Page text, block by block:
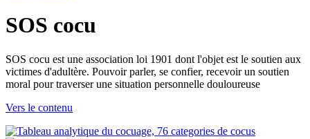
SOS cocu
SOS cocu est une association loi 1901 dont l'objet est le soutien aux
victimes d'adultère. Pouvoir parler, se confier, recevoir un soutien
moral pour traverser une situation personnelle douloureuse
Vers le contenu